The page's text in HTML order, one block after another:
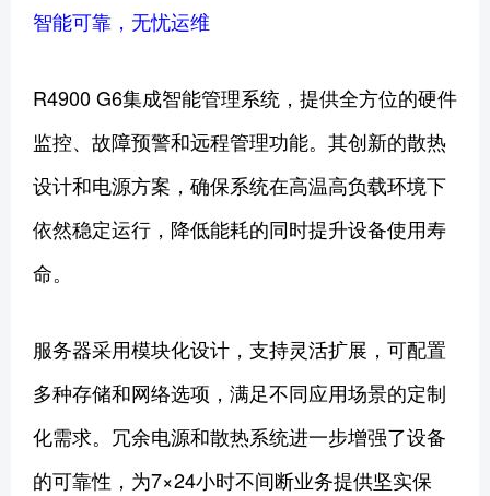
智能可靠，无忧运维
R4900 G6集成智能管理系统，提供全方位的硬件
监控、故障预警和远程管理功能。其创新的散热
设计和电源方案，确保系统在高温高负载环境下
依然稳定运行，降低能耗的同时提升设备使用寿
命。
服务器采用模块化设计，支持灵活扩展，可配置
多种存储和网络选项，满足不同应用场景的定制
化需求。冗余电源和散热系统进一步增强了设备
的可靠性，为7×24小时不间断业务提供坚实保